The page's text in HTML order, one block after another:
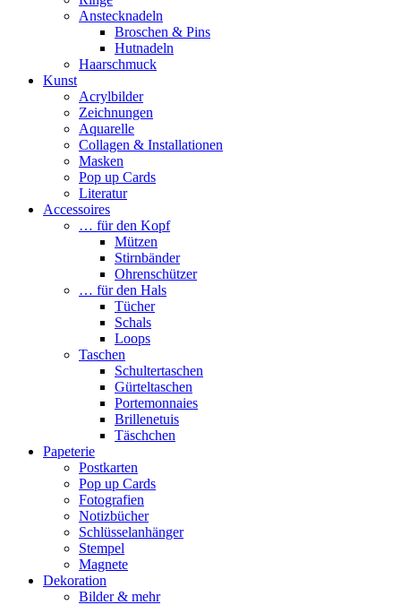
Anstecknadeln
Broschen & Pins
Hutnadeln
Haarschmuck
Kunst
Acrylbilder
Zeichnungen
Aquarelle
Collagen & Installationen
Masken
Pop up Cards
Literatur
Accessoires
… für den Kopf
Mützen
Stirnbänder
Ohrenschützer
… für den Hals
Tücher
Schals
Loops
Taschen
Schultertaschen
Gürteltaschen
Portemonnaies
Brillenetuis
Täschchen
Papeterie
Postkarten
Pop up Cards
Fotografien
Notizbücher
Schlüsselanhänger
Stempel
Magnete
Dekoration
Bilder & mehr